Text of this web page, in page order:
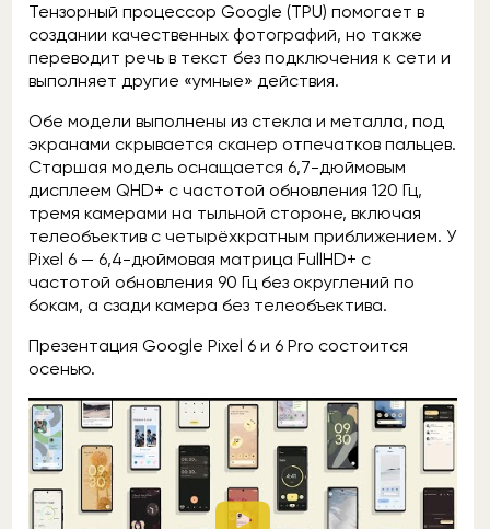
Тензорный процессор Google (TPU) помогает в
создании качественных фотографий, но также
переводит речь в текст без подключения к сети и
выполняет другие «умные» действия.
Обе модели выполнены из стекла и металла, под
экранами скрывается сканер отпечатков пальцев.
Старшая модель оснащается 6,7-дюймовым
дисплеем QHD+ с частотой обновления 120 Гц,
тремя камерами на тыльной стороне, включая
телеобъектив с четырёхкратным приближением. У
Pixel 6 — 6,4-дюймовая матрица FullHD+ с
частотой обновления 90 Гц без округлений по
бокам, а сзади камера без телеобъектива.
Презентация Google Pixel 6 и 6 Pro состоится
осенью.